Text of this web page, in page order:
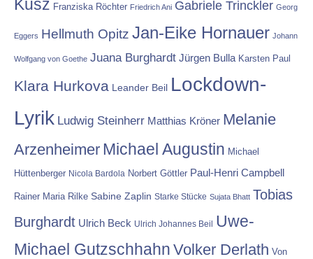
Kusz Franziska Röchter Friedrich Ani Gabriele Trinckler Georg
Eggers Hellmuth Opitz Jan-Eike Hornauer Johann
Wolfgang von Goethe Juana Burghardt Jürgen Bulla Karsten Paul
Klara Hurkova Leander Beil Lockdown-
Lyrik Ludwig Steinherr Matthias Kröner Melanie
Arzenheimer Michael Augustin Michael
Hüttenberger Nicola Bardola Norbert Göttler Paul-Henri Campbell
Rainer Maria Rilke Sabine Zaplin Starke Stücke Sujata Bhatt Tobias
Burghardt Ulrich Beck Ulrich Johannes Beil Uwe-
Michael Gutzschhahn Volker Derlath Von